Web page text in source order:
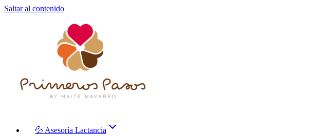
Saltar al contenido
💦 Asesoría Lactancia